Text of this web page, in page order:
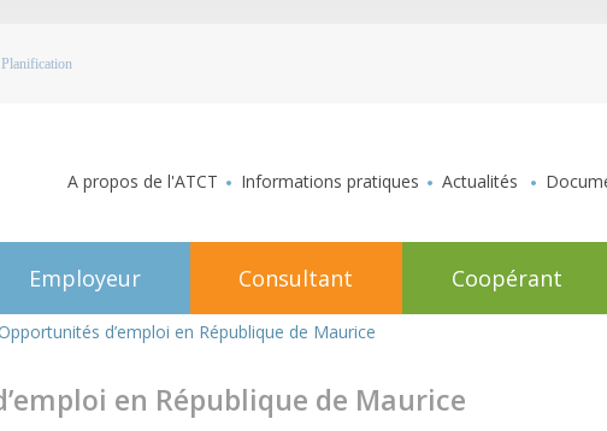
A propos de l'ATCT Informations pratiques Actualités
Employeur Consultant Coopérant
d’emploi en République de Maurice
en République de Maurice